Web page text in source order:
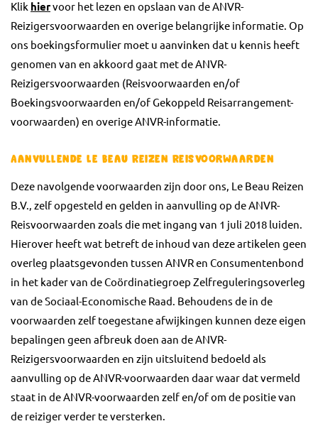
Klik hiervoor het lezen en opslaan van de ANVR-
Reizigersvoorwaarden en overige belangrijke informatie. Op
ons boekingsformulier moet u aanvinken dat u kennis heeft
genomen van en akkoord gaat met de ANVR-
Reizigersvoorwaarden (Reisvoorwaarden en/of
Boekingsvoorwaarden en/of Gekoppeld Reisarrangement-
voorwaarden) en overige ANVR-informatie.
Aanvullende Le Beau Reizen Reisvoorwaarden
Deze navolgende voorwaarden zijn door ons, Le Beau Reizen
B.V., zelf opgesteld en gelden in aanvulling op de ANVR-
Reisvoorwaarden zoals die met ingang van 1 juli 2018 luiden.
Hierover heeft wat betreft de inhoud van deze artikelen geen
overleg plaatsgevonden tussen ANVR en Consumentenbond
in het kader van de Coördinatiegroep Zelfreguleringsoverleg
van de Sociaal-Economische Raad. Behoudens de in de
voorwaarden zelf toegestane afwijkingen kunnen deze eigen
bepalingen geen afbreuk doen aan de ANVR-
Reizigersvoorwaarden en zijn uitsluitend bedoeld als
aanvulling op de ANVR-voorwaarden daar waar dat vermeld
staat in de ANVR-voorwaarden zelf en/of om de positie van
de reiziger verder te versterken.